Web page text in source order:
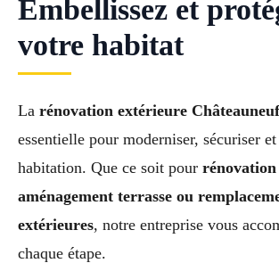
Embellissez et
votre habitat
La rénovation extérieure
essentielle pour moderniser, sécuriser
habitation. Que ce soit pour rénovation
aménagement terrasse ou
extérieures, notre entreprise vous
chaque étape.